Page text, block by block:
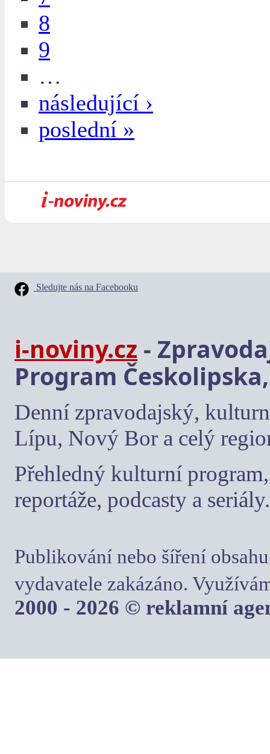
8
9
…
následující ›
poslední »
Sledujte nás na Facebooku
i-noviny.cz -
Program
Denní zpravodajský,
Lípu, Nový Bor a celý
Přehledný kulturní
reportáže, podcasty a seriály.
Publikování nebo šíření
vydavatele zakázáno.
2000 - 2026 © reklamní